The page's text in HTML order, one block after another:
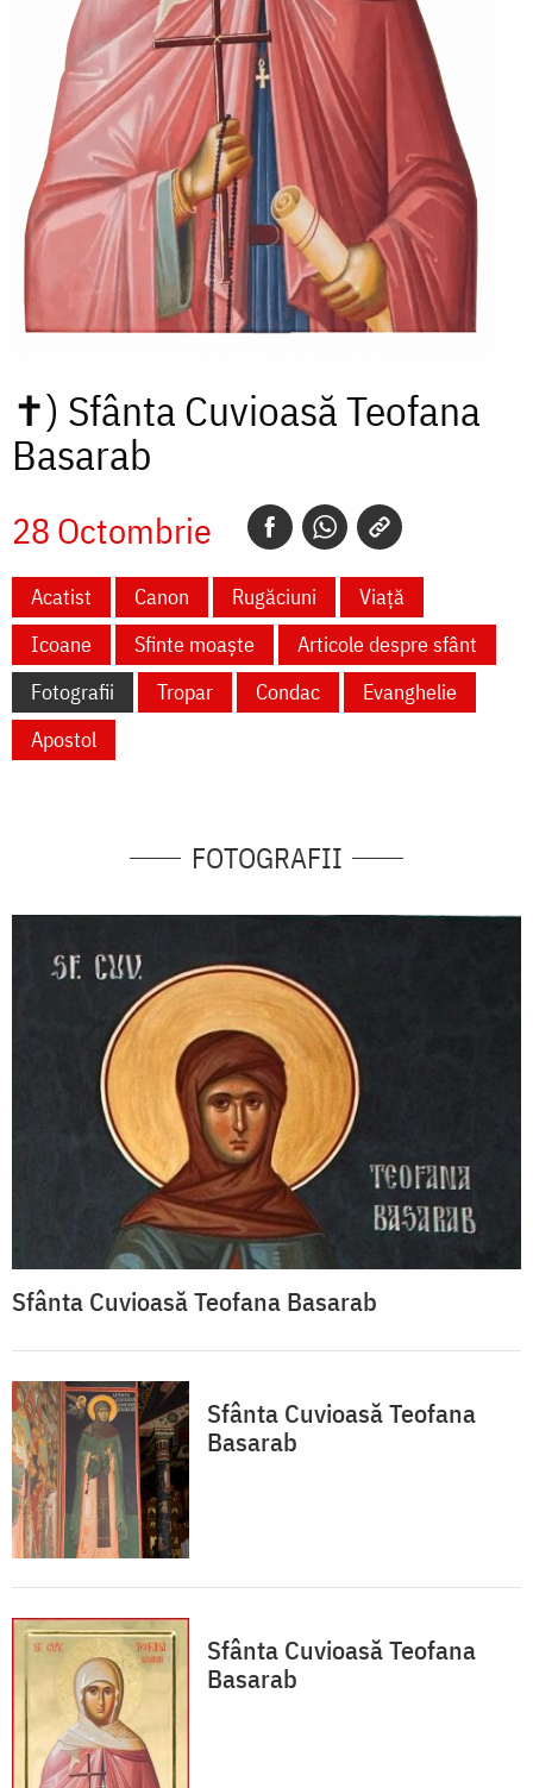
✝) Sfânta Cuvioasă Teofana
Basarab
28 Octombrie
Acatist Canon Rugăciuni
Viață
Icoane
Sfinte moaște
Articole despre sfânt
Fotografii
Tropar Condac
Evanghelie
Apostol
FOTOGRAFII
Sfânta Cuvioasă Teofana Basarab
Sfânta Cuvioasă Teofana
Basarab
Sfânta Cuvioasă Teofana
Basarab